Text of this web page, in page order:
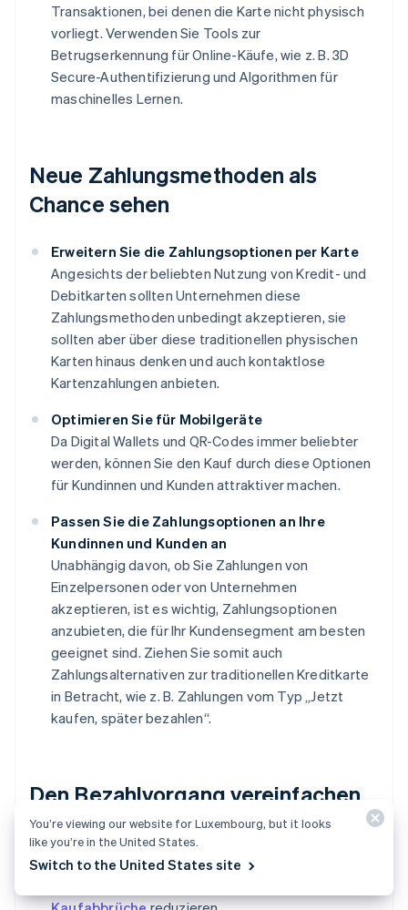
Transaktionen, bei denen die Karte nicht physisch
vorliegt. Verwenden Sie Tools zur
Betrugserkennung für Online-Käufe, wie z. B. 3D
Secure-Authentifizierung und Algorithmen für
maschinelles Lernen.
Neue Zahlungsmethoden als
Chance sehen
Erweitern Sie die Zahlungsoptionen per Karte
Angesichts der beliebten Nutzung von Kredit- und
Debitkarten sollten Unternehmen diese
Zahlungsmethoden unbedingt akzeptieren, sie
sollten aber über diese traditionellen physischen
Karten hinaus denken und auch kontaktlose
Kartenzahlungen anbieten.
Optimieren Sie für Mobilgeräte
Da Digital Wallets und QR-Codes immer beliebter
werden, können Sie den Kauf durch diese Optionen
für Kundinnen und Kunden attraktiver machen.
Passen Sie die Zahlungsoptionen an Ihre
Kundinnen und Kunden an
Unabhängig davon, ob Sie Zahlungen von
Einzelpersonen oder von Unternehmen
akzeptieren, ist es wichtig, Zahlungsoptionen
anzubieten, die für Ihr Kundensegment am besten
geeignet sind. Ziehen Sie somit auch
Zahlungsalternativen zur traditionellen Kreditkarte
in Betracht, wie z. B. Zahlungen vom Typ „Jetzt
kaufen, später bezahlen“.
Den Bezahlvorgang vereinfachen
Gestalten Sie den Bezahlvorgang schnell
Die Implementierung eines einseitigen oder
You’re viewing our website for Luxembourg, but it looks
like you’re in the United States.
Switch to the United States site